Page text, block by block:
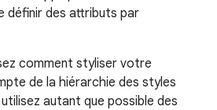
définir des attributs par
comment styliser votre
de la hiérarchie des styles
autant que possible des